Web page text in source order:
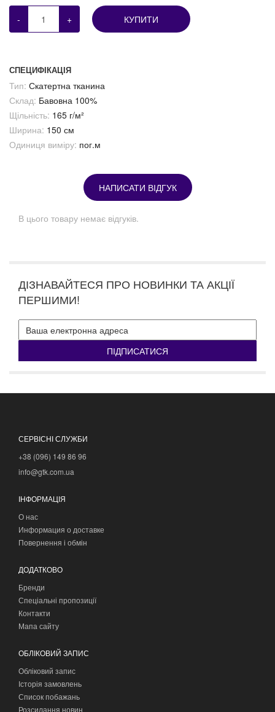
- + КУПИТИ
СПЕЦИФІКАЦІЯ
Тип: Скатертна тканина
Склад: Бавовна 100%
Щільність: 165 г/м²
Ширина: 150 см
Одиниця виміру: пог.м
НАПИСАТИ ВІДГУК
В цього товару немає відгуків.
ДІЗНАВАЙТЕСЯ ПРО НОВИНКИ ТА АКЦІЇ
ПЕРШИМИ!
ПІДПИСАТИСЯ
СЕРВІСНІ СЛУЖБИ
+38 (096) 149 86 96
info@gtk.com.ua
ІНФОРМАЦІЯ
О нас
Информация о доставке
Повернення і обмін
ДОДАТКОВО
Бренди
Спеціальні пропозиції
Контакти
Мапа сайту
ОБЛІКОВИЙ ЗАПИС
Обліковий запис
Історія замовлень
Список побажань
Розсилання новин